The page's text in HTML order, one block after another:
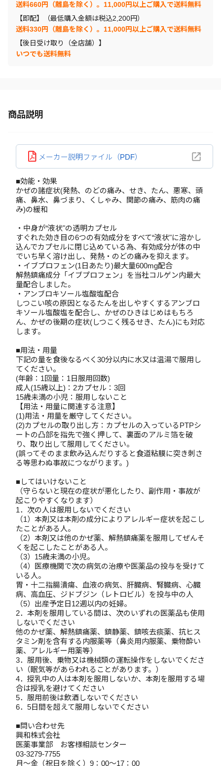
送料660円（離島を除く）。11,000円以上ご購入で送料無料
【即配】（最低購入金額は税込2,200円）
送料330円（離島を除く）。11,000円以上ご購入で送料無料
【後日受け取り（全店舗）】
いつでも送料無料
商品説明
メーカー説明ファイル（PDF）
■効能・効果
かぜの諸症状(発熱、のどの痛み、せき、たん、悪寒、頭
痛、鼻水、鼻づまり、くしゃみ、関節の痛み、筋肉の痛
み)の緩和
・中身が“液状"の透明カプセル
すぐれた効き目の6つの有効成分をすべて“液状"に溶かし
込んでカプセルに閉じ込めている為、有効成分が体の中
でいち早く溶け出し、発熱・のどの痛みを抑えます。
・イブプロフェン(1日あたり)最大量600mg配合
解熱鎮痛成分「イブプロフェン」を当社コルゲン内最大
量配合しました。
・アンブロキソール塩酸塩配合
しつこい咳の原因となるたんを出しやすくするアンブロ
キソール塩酸塩を配合し、かぜのひきはじめはもちろ
ん、かぜの後期の症状(しつこく残るせき、たん)にも対応
します。
■用法・用量
下記の量を食後なるべく30分以内に水又は温湯で服用し
てください。
(年齢：1回量：1日服用回数)
成人(15歳以上)：2カプセル：3回
15歳未満の小児：服用しないこと
【用法・用量に関連する注意】
(1)用法・用量を厳守してください。
(2)カプセルの取り出し方：カプセルの入っているPTPシ
ートの凸部を指先で強く押して、裏面のアルミ箔を破
り、取り出して服用してください。
(誤ってそのまま飲み込んだりすると食道粘膜に突き刺さ
る等思わぬ事故につながります。)
■してはいけないこと
（守らないと現在の症状が悪化したり、副作用・事故が
起こりやすくなります）
1．次の人は服用しないでください
（1）本剤又は本剤の成分によりアレルギー症状を起こし
たことがある人。
（2）本剤又は他のかぜ薬、解熱鎮痛薬を服用してぜんそ
くを起こしたことがある人。
（3）15歳未満の小児。
（4）医療機関で次の病気の治療や医薬品の投与を受けて
いる人。
胃・十二指腸潰瘍、血液の病気、肝臓病、腎臓病、心臓
病、高血圧、ジドブジン（レトロビル）を投与中の人
（5）出産予定日12週以内の妊婦。
2．本剤を服用している間は、次のいずれの医薬品も使用
しないでください
他のかぜ薬、解熱鎮痛薬、鎮静薬、鎮咳去痰薬、抗ヒス
タミン剤を含有する内服薬等（鼻炎用内服薬、乗物酔い
薬、アレルギー用薬等）
3．服用後、乗物又は機械類の運転操作をしないでくださ
い（眠気等があらわれることがあります。）
4．授乳中の人は本剤を服用しないか、本剤を服用する場
合は授乳を避けてください
5．服用前後は飲酒しないでください
6．5日間を超えて服用しないでください
■問い合わせ先
興和株式会社
医薬事業部 お客様相談センター
03-3279-7755
月～金（祝日を除く）9：00～17：00